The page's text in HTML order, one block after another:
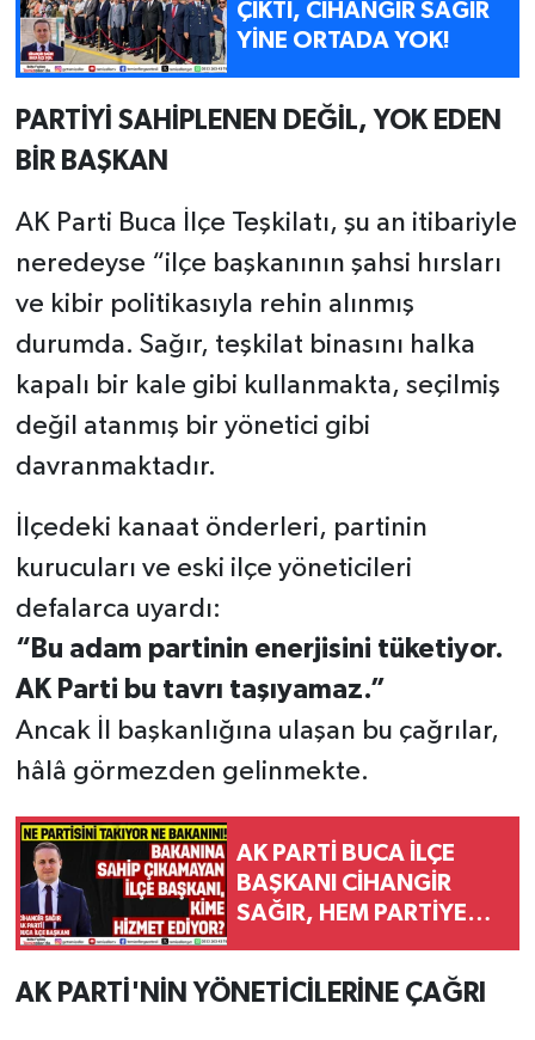
ÇIKTI, CİHANGİR SAĞIR
YİNE ORTADA YOK!
PARTİYİ SAHİPLENEN DEĞİL, YOK EDEN
BİR BAŞKAN
AK Parti Buca İlçe Teşkilatı, şu an itibariyle
neredeyse “ilçe başkanının şahsi hırsları
ve kibir politikasıyla rehin alınmış
durumda. Sağır, teşkilat binasını halka
kapalı bir kale gibi kullanmakta, seçilmiş
değil atanmış bir yönetici gibi
davranmaktadır.
İlçedeki kanaat önderleri, partinin
kurucuları ve eski ilçe yöneticileri
defalarca uyardı:
“Bu adam partinin enerjisini tüketiyor.
AK Parti bu tavrı taşıyamaz.”
Ancak İl başkanlığına ulaşan bu çağrılar,
hâlâ görmezden gelinmekte.
AK PARTİ BUCA İLÇE
BAŞKANI CİHANGİR
SAĞIR, HEM PARTİYE
BUCA HALKINA
SAYGIZLIK YAPIYOR!
AK PARTİ'NİN YÖNETİCİLERİNE ÇAĞRI